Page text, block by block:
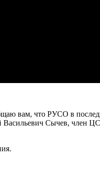
вам, что РУСО в
Васильевич Сычев,